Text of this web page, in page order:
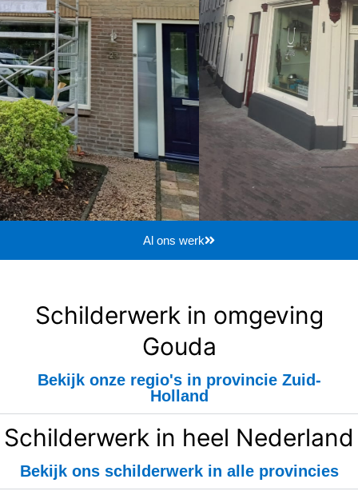
Al ons werk
Schilderwerk in omgeving
Gouda
Bekijk onze regio's in provincie Zuid-
Holland
Schilderwerk in heel Nederland
Bekijk ons schilderwerk in alle provincies